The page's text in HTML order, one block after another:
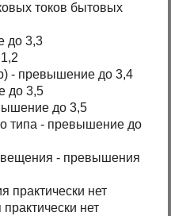
токов бытовых
до 3,3
- превышение до 3,4
до 3,5
до 3,5
типа - превышение до
- превышения
практически нет
нет